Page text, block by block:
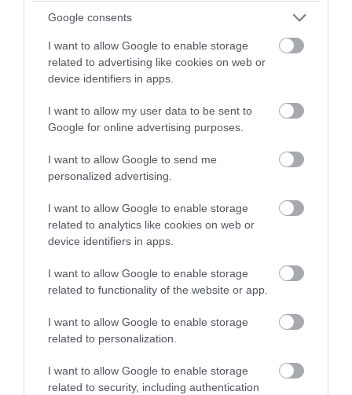
Google consents
I want to allow Google to enable storage
related to advertising like cookies on web or
device identifiers in apps.
I want to allow my user data to be sent to
Google for online advertising purposes.
I want to allow Google to send me
personalized advertising.
I want to allow Google to enable storage
related to analytics like cookies on web or
device identifiers in apps.
I want to allow Google to enable storage
related to functionality of the website or app.
I want to allow Google to enable storage
related to personalization.
I want to allow Google to enable storage
related to security, including authentication
PRONEWS.GR /PROVOCATEUR
Π.Πάυλου για Ρ.Κοτς στην Κρήτη: «Ο
Κ.Μητσοτάκης υπογράφει αθόρυβα τις
Πρέσπες του Αιγαίου»
09.08.2026 | 12:57
PRONEWS.GR / PROVOCATEUR